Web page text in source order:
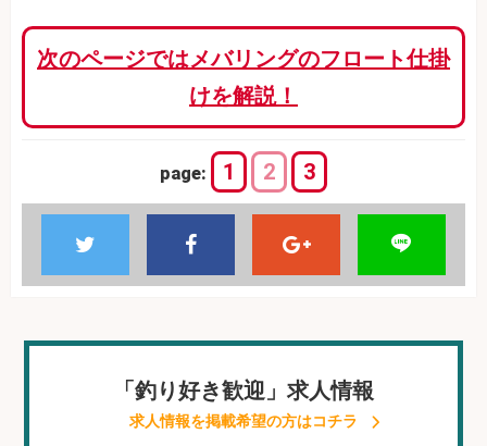
次のページではメバリングのフロート仕掛
けを解説！
page: 1 2 3
「釣り好き歓迎」求人情報
求人情報を掲載希望の方はコチラ